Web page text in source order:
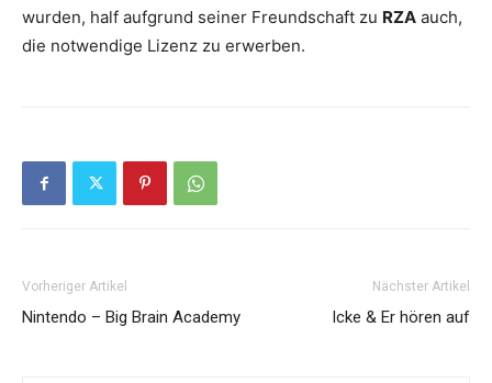
wurden, half aufgrund seiner Freundschaft zu RZA auch,
die notwendige Lizenz zu erwerben.
Vorheriger Artikel
Nintendo – Big Brain Academy
Nächster Artikel
Icke & Er hören auf